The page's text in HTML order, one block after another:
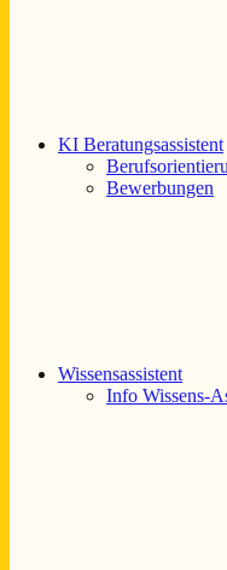
KI Beratungsassistent
Bewerbungen
Wissensassistent
Info